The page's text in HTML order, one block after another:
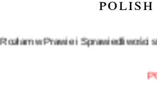
w Prawie i Sprawiedliwości stał